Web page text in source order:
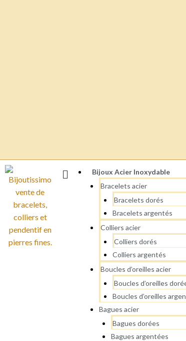
Bijoux Acier Inoxydable
Bracelets acier
Bracelets dorés
Bracelets argentés
Colliers acier
Colliers dorés
Colliers argentés
Boucles d’oreilles acier
Boucles d’oreilles
Boucles d’oreilles
Bagues acier
Bagues dorées
Bagues argentées